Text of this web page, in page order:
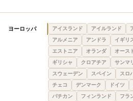
ヨーロッパ アイスランド アイルランド
アルメニア
アンドラ イギリ
エストニア
オランダ オース
ギリシャ
クロアチア サンマ
スウェーデン
スペイン スロ
チェコ
デンマーク ドイツ
バチカン
フィンランド フラ